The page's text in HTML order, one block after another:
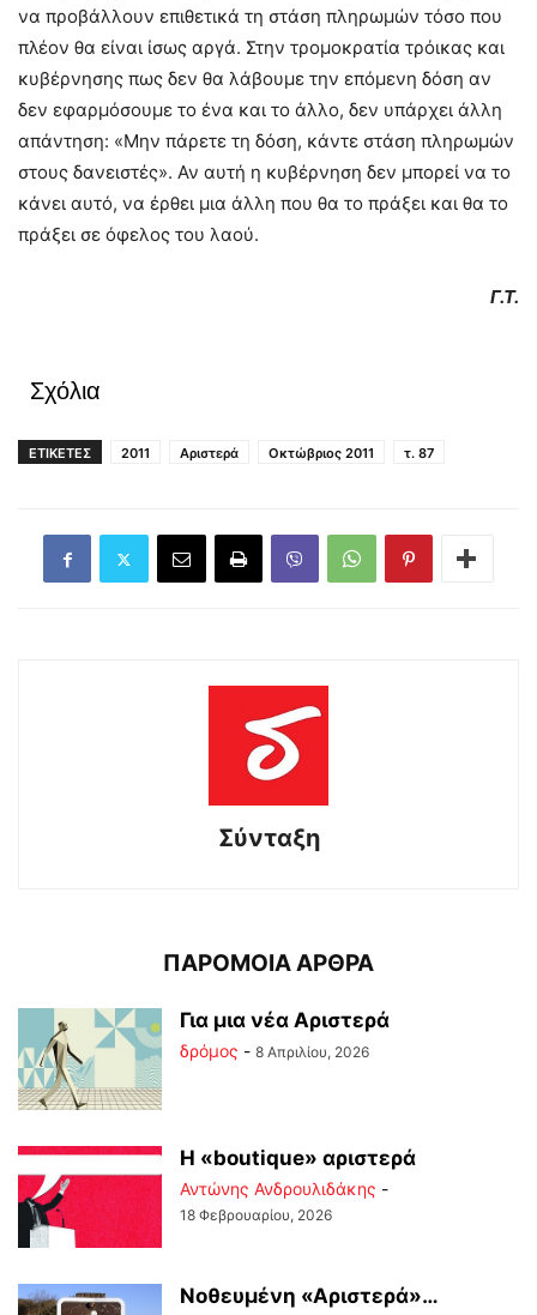
να προβάλλουν επιθετικά τη στάση πληρωμών τόσο που
πλέον θα είναι ίσως αργά. Στην τρομοκρατία τρόικας και
κυβέρνησης πως δεν θα λάβουμε την επόμενη δόση αν
δεν εφαρμόσουμε το ένα και το άλλο, δεν υπάρχει άλλη
απάντηση: «Μην πάρετε τη δόση, κάντε στάση πληρωμών
στους δανειστές». Αν αυτή η κυβέρνηση δεν μπορεί να το
κάνει αυτό, να έρθει μια άλλη που θα το πράξει και θα το
πράξει σε όφελος του λαού.
Γ.Τ.
Σχόλια
ΕΤΙΚΕΤΕΣ 2011 Αριστερά Οκτώβριος 2011 τ. 87
Σύνταξη
ΠΑΡΟΜΟΙΑ ΑΡΘΡΑ
Για μια νέα Αριστερά
δρόμος - 8 Απριλίου, 2026
Η «boutique» αριστερά
Αντώνης Ανδρουλιδάκης -
18 Φεβρουαρίου, 2026
Νοθευμένη «Αριστερά»…